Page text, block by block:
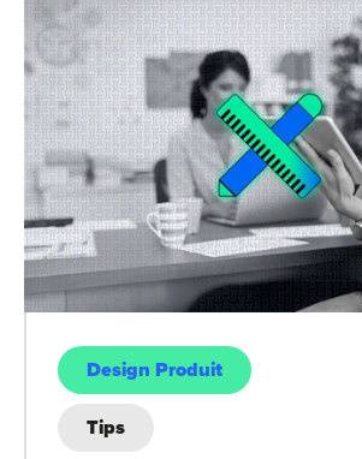
Design Produit
Tips